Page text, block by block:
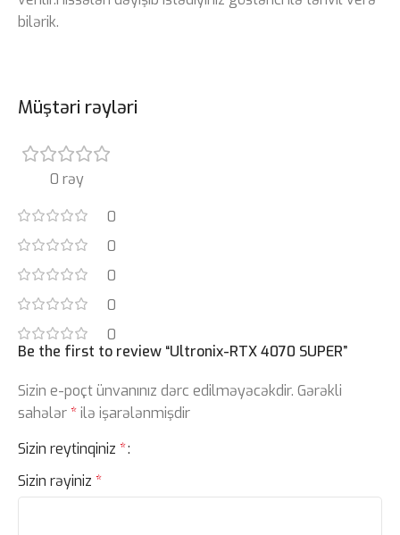
bilərik.
Müştəri rəyləri
0 rəy
0
0
0
0
0
Be the first to review “Ultronix-RTX 4070 SUPER”
Sizin e-poçt ünvanınız dərc edilməyəcəkdir. Gərəkli
sahələr*ilə işarələnmişdir
Sizin reytinqiniz *
Sizin rəyiniz *